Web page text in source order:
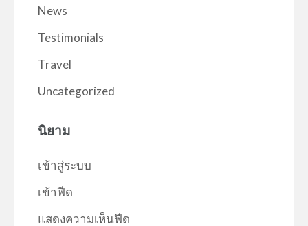
News
Testimonials
Travel
Uncategorized
นิยาม
เข้าสู่ระบบ
เข้าฟีด
แสดงความเห็นฟีด